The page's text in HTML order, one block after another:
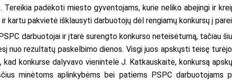
Tereikia padėkoti miesto gyventojams, kurie neliko abejingi ir
ir kartu pakvietė išklausyti darbuotojų dėl rengiamų konkursų į
darbuotojai ir įtarė surengto konkurso neteisėtumą, tačiau
nuo rezultatų paskelbimo dienos. Visgi juos apskųsti teisę
kad konkurse dalyvavo vienintelė J. Katkauskaitė, konkursą
minėtoms aplinkybėms bei patiems PSPC darbuotojams